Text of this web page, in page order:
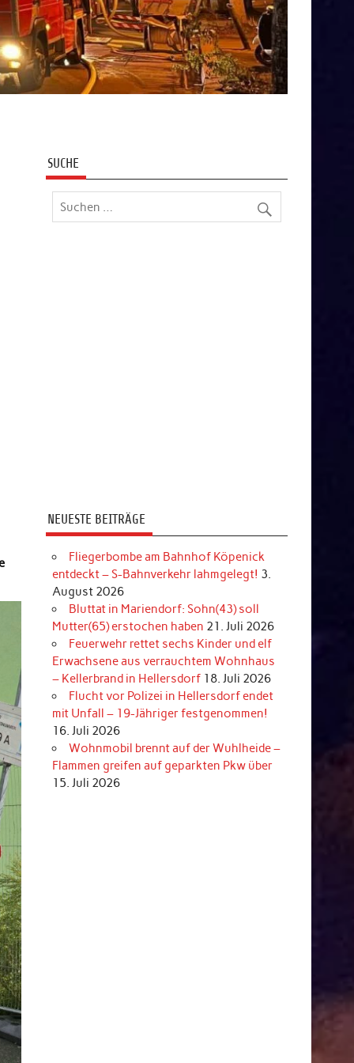
SUCHE
NEUESTE BEITRÄGE
Fliegerbombe am Bahnhof Köpenick
entdeckt – S-Bahnverkehr lahmgelegt! 3.
August 2026
Bluttat in Mariendorf: Sohn(43) soll
Mutter(65) erstochen haben 21. Juli 2026
Feuerwehr rettet sechs Kinder und elf
Erwachsene aus verrauchtem Wohnhaus
– Kellerbrand in Hellersdorf 18. Juli 2026
Flucht vor Polizei in Hellersdorf endet
mit Unfall – 19-Jähriger festgenommen!
16. Juli 2026
Wohnmobil brennt auf der Wuhlheide –
Flammen greifen auf geparkten Pkw über
15. Juli 2026